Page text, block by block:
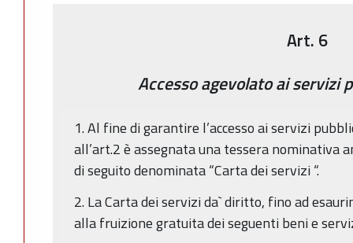
Art. 6
Accesso agevolato ai servizi
1. Al fine di garantire l’accesso ai servizi
all’art.2 è assegnata una tessera nominativa
di seguito denominata “Carta dei servizi “.
2. La Carta dei servizi da` diritto, fino ad
alla fruizione gratuita dei seguenti beni e